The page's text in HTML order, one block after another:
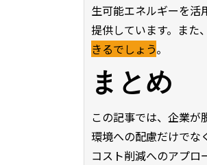
生可能エネルギーを活
提供しています。また、
きるでしょう。
まとめ
この記事では、企業が
環境への配慮だけでな
コスト削減へのアプロ